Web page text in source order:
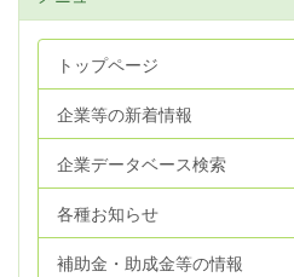
トップページ
企業等の新着情報
企業データベース検索
各種お知らせ
補助金・助成金等の情報